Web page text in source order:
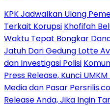
KPK Jadwalkan Ulang
Terkait Korupsi Khofifah
Waktu Tepat Bongkar
Jatuh Dari Gedung Lotte
dan Investigasi Polisi
Press Release, Kunci
Media dan Pasar
Release Anda, Jika Ingin